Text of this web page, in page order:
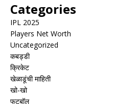
Categories
IPL 2025
Players Net Worth
Uncategorized
कबड्डी
क्रिकेट
खेळाडूंची माहिती
खो-खो
फुटबॉल